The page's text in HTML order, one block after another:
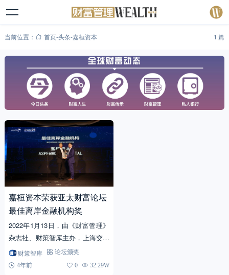
当前位置： 首页-头条-嘉桓资本 1 篇
嘉桓资本荣获亚太财富论坛
最佳离岸金融机构奖
2022年1月13日，由《财富管理》
杂志社、财策智库主办，上海交通
大学上海高级金融学院独家学术支
持，以“家族财富管理行业发展共
财策智库
论坛颁奖
4年前
0 32.29W